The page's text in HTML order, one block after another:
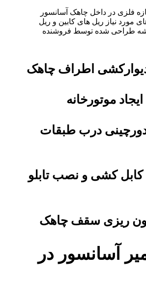
فلزی در داخل چاهک آسانسور
مورد نیاز ریل های کابین و ریل
طراحی شده توسط فروشنده
اطراف چاهک
موتورخانه
درب طبقات
کشی و نصب تابلو
ریزی سقف چاهک
آسانسور در